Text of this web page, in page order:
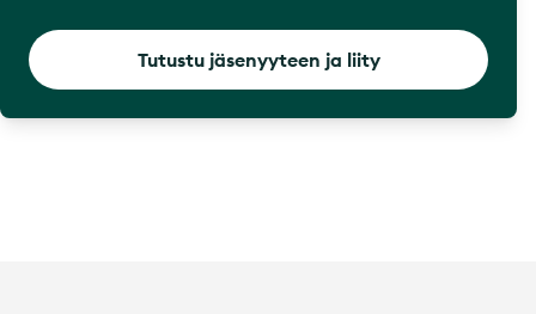
Tutustu jäsenyyteen ja liity